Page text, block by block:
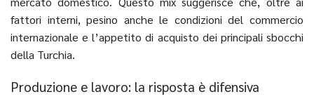
fattori interni, pesino anche le condizioni del commercio
internazionale e l’appetito di acquisto dei principali sbocchi
della Turchia.
Produzione e lavoro: la risposta è difensiva